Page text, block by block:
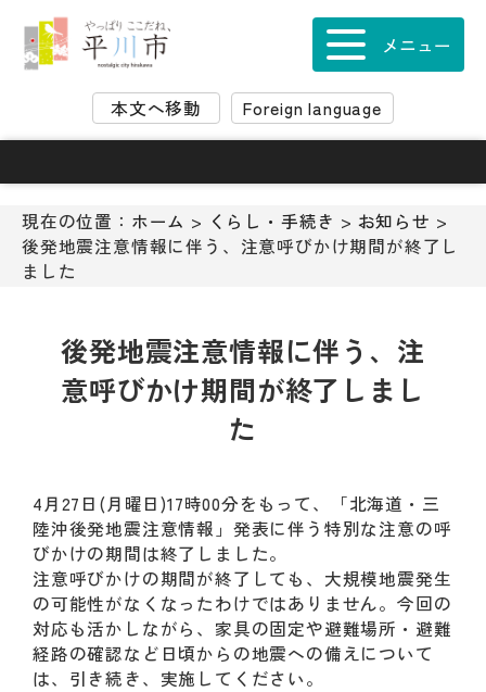
ョ
ス
本文へ移動 Foreign language
メニュー
現在の位置： ホーム > くらし・手続き > お知らせ >
後発地震注意情報に伴う、注意呼びかけ期間が終了し
ました
後発地震注意情報に伴う、注
意呼びかけ期間が終了しまし
た
4月27日(月曜日)17時00分をもって、「北海道・三
陸沖後発地震注意情報」発表に伴う特別な注意の呼
びかけの期間は終了しました。
注意呼びかけの期間が終了しても、大規模地震発生
の可能性がなくなったわけではありません。今回の
対応も活かしながら、家具の固定や避難場所・避難
経路の確認など日頃からの地震への備えについて
は、引き続き、実施してください。